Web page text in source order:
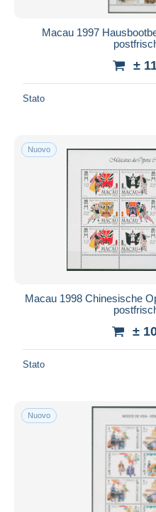
Macau 1997
±
Stato
Nuovo
Macau 1998 Chinesische
±
Stato
Nuovo